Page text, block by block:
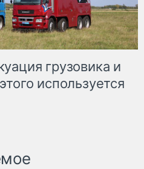
грузовика и
используется